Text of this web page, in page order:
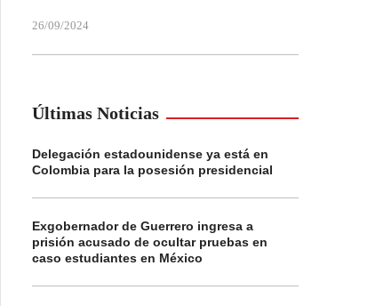
26/09/2024
Últimas Noticias
Delegación estadounidense ya está en
Colombia para la posesión presidencial
Exgobernador de Guerrero ingresa a
prisión acusado de ocultar pruebas en
caso estudiantes en México